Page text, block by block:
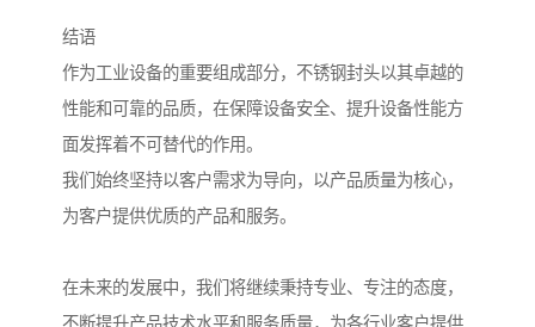
结语
作为工业设备的重要组成部分，不锈钢封头以其卓越的
性能和可靠的品质，在保障设备安全、提升设备性能方
面发挥着不可替代的作用。
我们始终坚持以客户需求为导向，以产品质量为核心，
为客户提供优质的产品和服务。
在未来的发展中，我们将继续秉持专业、专注的态度，